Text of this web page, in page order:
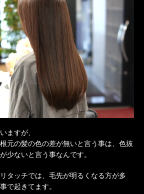
ますが、
元の髪の色の差が無いと言う事は、色抜
少ないと言う事なんです。
タッチでは、毛先が明るくなる方が多
で起きてます。